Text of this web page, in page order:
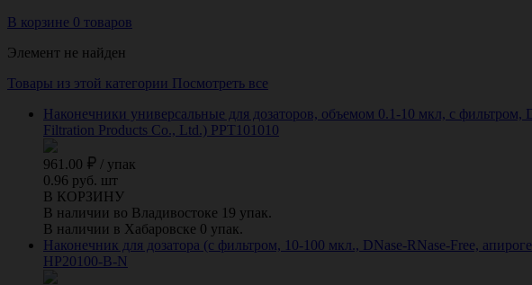
В корзине 0 товаров
Элемент не найден
Товары из этой категории Посмотреть все
Наконечники универсальные для дозаторов, объемом 0.1-10 мкл, с
Filtration Products Co., Ltd.) PPT101010
961.00 / упак
0.96 руб. шт
В КОРЗИНУ
В наличии во Владивостоке 19 упак.
В наличии в Хабаровске 0 упак.
Наконечник для дозатора (с фильтром, 10-100 мкл., DNase-RNase-Free,
HP20100-B-N